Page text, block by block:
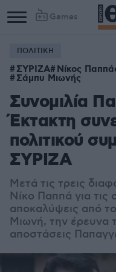
Games
ΠΟΛΙΤΙΚΗ
ΣΥΡΙΖΑ Νίκος
Σάμπυ Μιωνής
Συνομιλία
Έκτακτη
πολιτικού
ΣΥΡΙΖΑ
Μετά τις τρεις
Νίκο Παππά για τις
αποκαλύψεις από
Μιωνή, την έρευνα
αποστάσεις